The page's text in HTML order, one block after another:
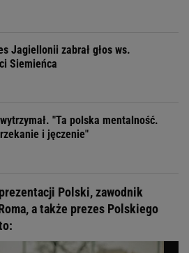
Jagiellonii zabrał głos ws.
Siemieńca
"Ta polska mentalność.
i jęczenie"
Polski, zawodnik
a także prezes Polskiego